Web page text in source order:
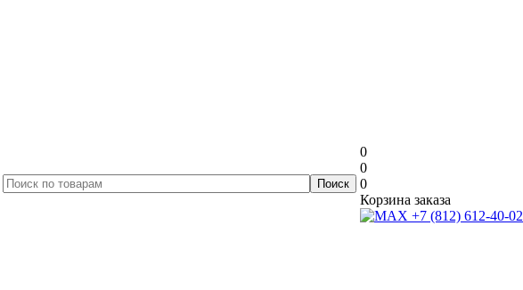
0
0
0
Корзина заказа
+7 (812) 612-40-02